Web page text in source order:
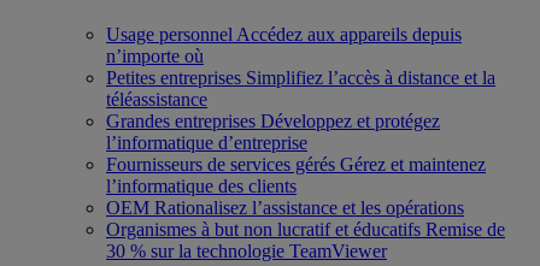
Usage personnel Accédez aux appareils depuis
n’importe où
Petites entreprises Simplifiez l’accès à distance et la
téléassistance
Grandes entreprises Développez et protégez
l’informatique d’entreprise
Fournisseurs de services gérés Gérez et maintenez
l’informatique des clients
OEM Rationalisez l’assistance et les opérations
Organismes à but non lucratif et éducatifs Remise de
30 % sur la technologie TeamViewer